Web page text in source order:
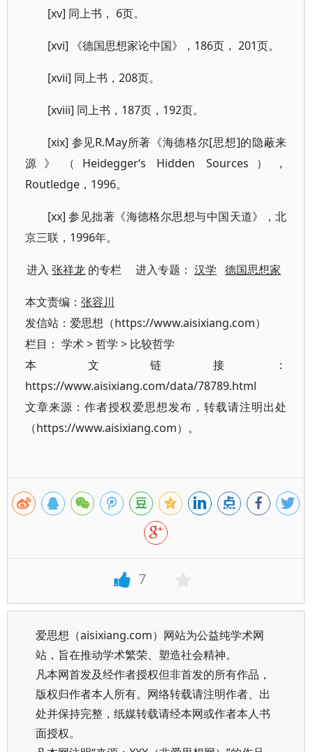
[xv] 同上书， 6页。
[xvi] 《德国思想家论中国》，186页， 201页。
[xvii] 同上书，208页。
[xviii] 同上书，187页，192页。
[xix] 参见R.May所著《海德格尔[思想]的隐蔽来
源》（Heidegger‘s Hidden Sources），
Routledge，1996。
[xx] 参见拙著《海德格尔思想与中国天道》，北
京三联，1996年。
进入张祥龙 的专栏 进入专题：汉学 德国思想家
本文责编： 张容川
发信站：爱思想（https://www.aisixiang.com）
栏目： 学术>哲学 > 比较哲学
本文链接：
https://www.aisixiang.com/data/78789.html
文章来源：作者授权爱思想发布，转载请注明出处
（https://www.aisixiang.com）。
7
爱思想（aisixiang.com）网站为公益纯学术网
站，旨在推动学术繁荣、塑造社会精神。
凡本网首发及经作者授权但非首发的所有作品，
版权归作者本人所有。网络转载请注明作者、出
处并保持完整，纸媒转载请经本网或作者本人书
面授权。